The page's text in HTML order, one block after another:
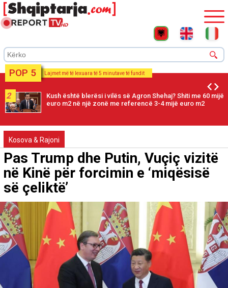
POP 5 Lajmet më të lexuara të 5 minutave të fundit
2
Kush është blerësi i vilës së Agron Shehaj? Shiti me 60 mijë
euro m2 në një zonë me referencë 3-4 mijë euro m2
Kosova & Rajoni
Pas Trump dhe Putin, Vuçiç vizitë
në Kinë për forcimin e ‘miqësisë
së çeliktë’